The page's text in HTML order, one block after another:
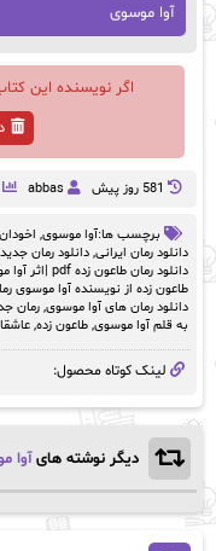
آوا موسوی
اگر نویسنده این
581 روز پيش abbas
برچسب ها:آوا موسوی, اخودان
دانلود رمان ایرانی, دانلود رمان جدید
دانلود رمان طاعون‌ زده pdf |اثر آوا موسوی
طاعون‌ زده از نویسنده آوا موسوی
دانلود رمان های آوا موسوی,رمان
به قلم آوا موسوی, طاعون زده,
لینک کوتاه محصول:
دیگر نوشته هایآوا